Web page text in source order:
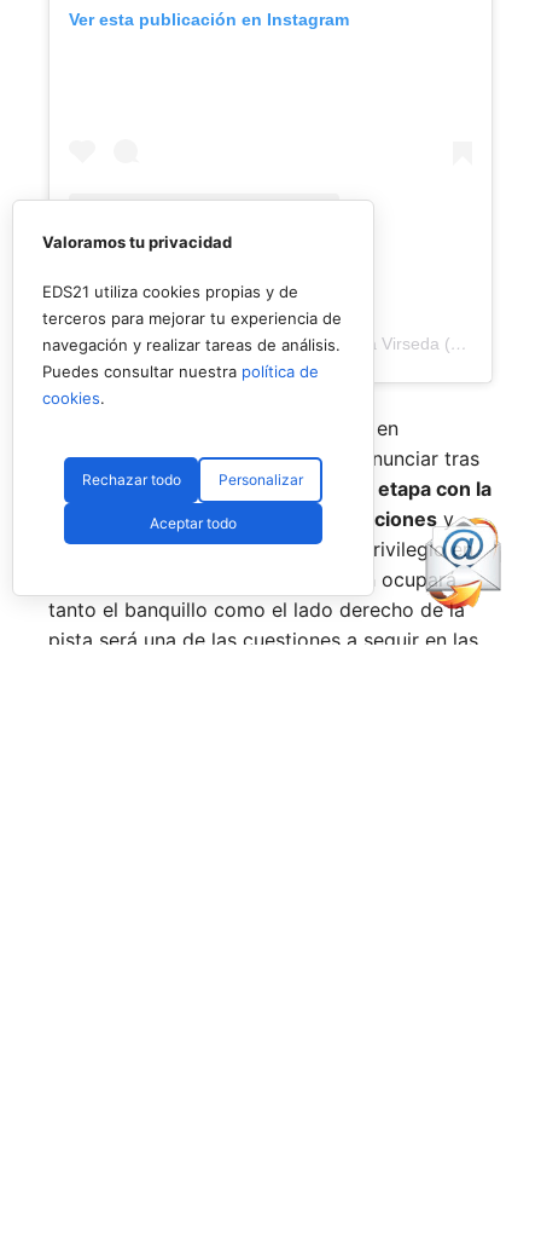
Ver esta publicación en Instagram
Una publicación compartida de Veronica Virseda (@verovirseda)
Con el mercado de parejas todavía en
movimiento y varios cambios por anunciar tras
el verano,Virseda inicia una nueva etapa con la
mirada puesta en recuperar sensaciones y
volver a pelear por posiciones de privilegio en
el circuito. La incógnita sobre quién ocupará
tanto el banquillo como el lado derecho de la
pista será una de las cuestiones a seguir en las
Valoramos tu privacidad
EDS21 utiliza cookies propias y de
terceros para mejorar tu experiencia de
navegación y realizar tareas de análisis.
Puedes consultar nuestra política de
cookies.
Rechazar todo Personalizar
Aceptar todo